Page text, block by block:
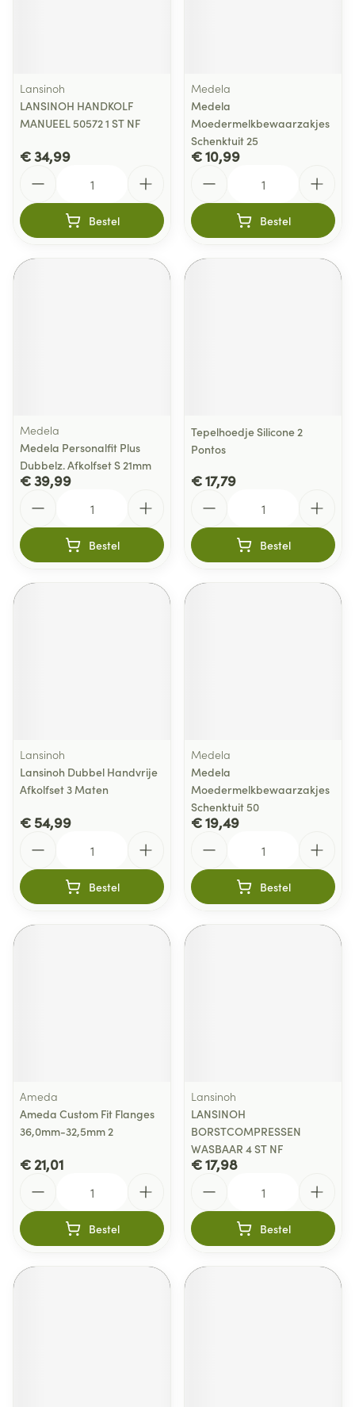
Lansinoh
LANSINOH HANDKOLF
MANUEEL 50572 1 ST NF
€ 34,99
Bestel
Medela
Medela
Moedermelkbewaarzakjes
Schenktuit 25
€ 10,99
Bestel
Medela
Medela Personalfit Plus
Dubbelz. Afkolfset S 21mm
€ 39,99
Bestel
Tepelhoedje Silicone 2
Pontos
€ 17,79
Bestel
Lansinoh
Lansinoh Dubbel Handvrije
Afkolfset 3 Maten
€ 54,99
Bestel
Medela
Medela
Moedermelkbewaarzakjes
Schenktuit 50
€ 19,49
Bestel
Ameda
Ameda Custom Fit Flanges
36,0mm-32,5mm 2
€ 21,01
Bestel
Lansinoh
LANSINOH
BORSTCOMPRESSEN
WASBAAR 4 ST NF
€ 17,98
Bestel